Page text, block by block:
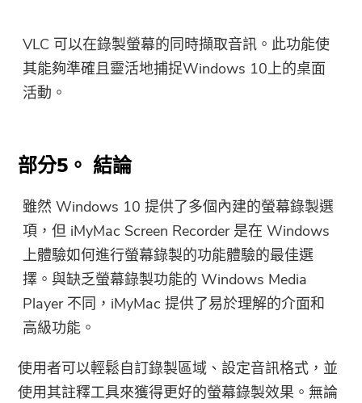
VLC 可以在錄製螢幕的同時擷取音訊。此功能使
其能夠準確且靈活地捕捉Windows 10上的桌面
活動。
部分5。 結論
雖然 Windows 10 提供了多個內建的螢幕錄製選
項，但 iMyMac Screen Recorder 是在 Windows
上體驗如何進行螢幕錄製的功能體驗的最佳選
擇。與缺乏螢幕錄製功能的 Windows Media
Player 不同，iMyMac 提供了易於理解的介面和
高級功能。
使用者可以輕鬆自訂錄製區域、設定音訊格式，並
使用其註釋工具來獲得更好的螢幕錄製效果。無論